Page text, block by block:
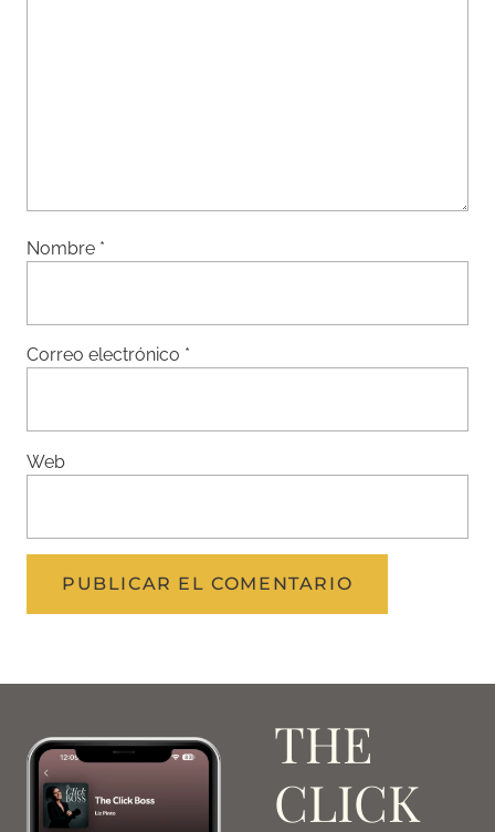
Nombre *
Correo electrónico *
Web
THE
CLICK